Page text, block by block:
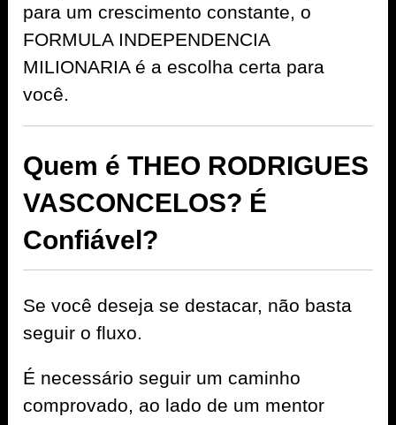
para um crescimento constante, o
FORMULA INDEPENDENCIA
MILIONARIA é a escolha certa para
você.
Quem é THEO RODRIGUES
VASCONCELOS? É
Confiável?
Se você deseja se destacar, não basta
seguir o fluxo.
É necessário seguir um caminho
comprovado, ao lado de um mentor